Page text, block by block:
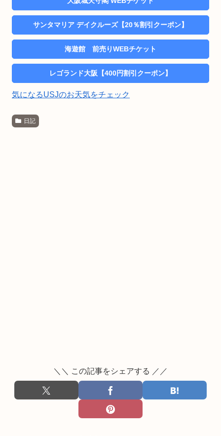
サンタマリア デイクルーズ【20％割引クーポン】
海遊館 前売りWEBチケット
レゴランド大阪【400円割引クーポン】
気になるUSJのお天気をチェック
日記
＼＼ この記事をシェアする ／／